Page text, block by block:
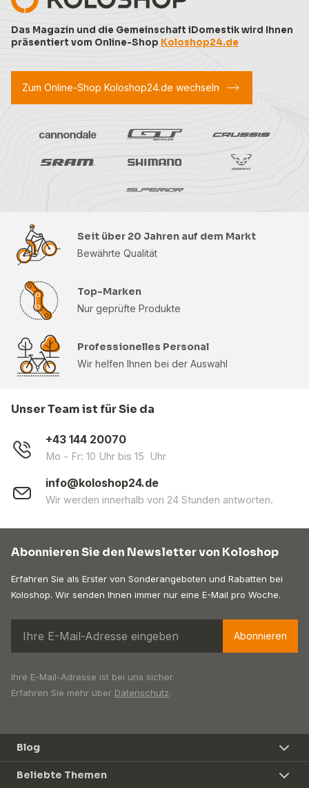
Das Magazin und die Gemeinschaft iDomestik wird Ihnen
präsentiert vom Online-Shop Koloshop24.de
Zum Online-Shop Koloshop24.de wechseln
Seit über 20 Jahren auf dem Markt
Bewährte Qualität
Top-Marken
Nur geprüfte Produkte
Professionelles Personal
Wir helfen Ihnen bei der Auswahl
Unser Team ist für Sie da
+43 144 20070
Mo - Fr: 10 Uhr bis 15 Uhr
info@koloshop24.de
Wir werden innerhalb von 24 Stunden antworten.
Abonnieren Sie den Newsletter von Koloshop
Erfahren Sie als Erster von Sonderangeboten und Rabatten bei
Koloshop. Wir senden Ihnen immer nur eine E-Mail pro Woche.
Abonnieren
Ihre E-Mail-Adresse ist bei uns sicher.
Erfahren Sie mehr über Datenschutz.
Blog
Beliebte Themen